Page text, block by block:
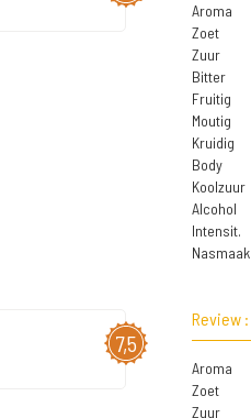
Aroma
Zoet
Zuur
Bitter
Fruitig
Moutig
Kruidig
Body
Koolzuur
Alcohol
Intensit.
Nasmaak
7,5
Review :
Aroma
Zoet
Zuur